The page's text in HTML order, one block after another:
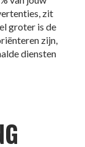
zit
groter is de
zijn,
diensten